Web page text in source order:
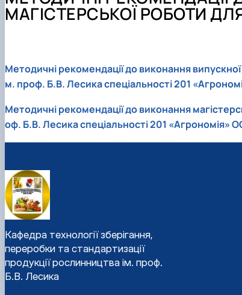
Презентація кафедри
Стандарти вищої освіти
Каталоги освітніх програм
Навчальні та науково-дослідні лабораторії
Електронні навчальні ресурси
Профорієнтаційна діяльність кафедри
Працевлаштування випускників магістратури
Виховна робота
Графік відпрацювань навчальних занять та
Міжнародна науково-практична конференція
Тези магістрів випуску 2024 року
Послуги, які надає кафедра
Телефони гарячих ліній
Зворотній зв'язок
МАГІСТЕРСЬКОЇ РОБОТИ
Методичні рекомендації до виконання
м. проф. Б.В. Лесика спеціальності 201
Методичні рекомендації до виконання
оф. Б.В. Лесика спеціальності 201 «Агрономія»
Кафедра технології зберігання,
переробки та стандартизації
продукції рослинництва ім. проф.
Б.В. Лесика